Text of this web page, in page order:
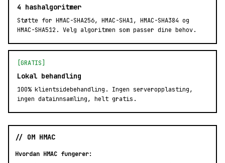
4 hashalgoritmer
Støtte for HMAC-SHA256, HMAC-SHA1, HMAC-SHA384 og
HMAC-SHA512. Velg algoritmen som passer dine behov.
[GRATIS]
Lokal behandling
100% klientsidebehandling. Ingen serveropplasting,
ingen datainnsamling, helt gratis.
// OM HMAC
Hvordan HMAC fungerer: